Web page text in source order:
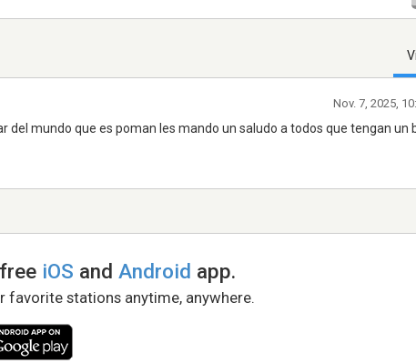
del mundo que es poman les mando un saludo a todos que tengan un
Nov. 7, 2025,
iOS andAndroid app.
favorite stations anytime, anywhere.